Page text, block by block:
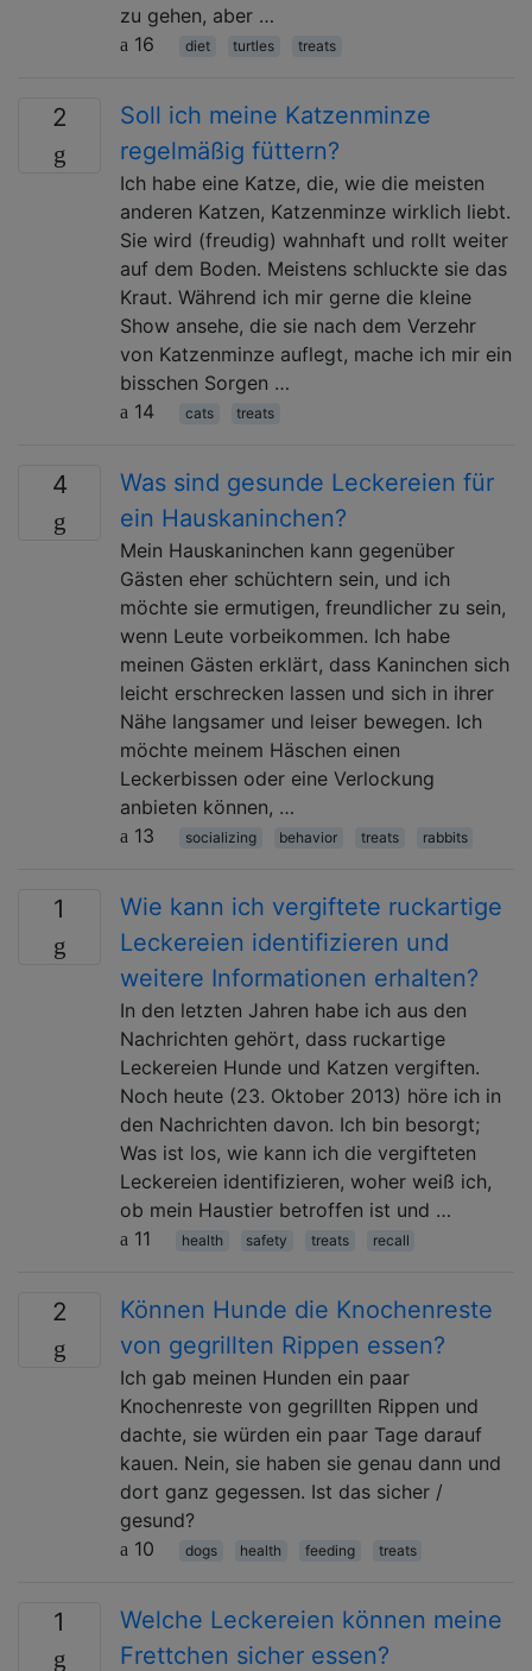
zu gehen, aber …
16
diet turtles treats
2
Soll ich meine Katzenminze
regelmäßig füttern?
Ich habe eine Katze, die, wie die meisten
anderen Katzen, Katzenminze wirklich liebt.
Sie wird (freudig) wahnhaft und rollt weiter
auf dem Boden. Meistens schluckte sie das
Kraut. Während ich mir gerne die kleine
Show ansehe, die sie nach dem Verzehr
von Katzenminze auflegt, mache ich mir ein
bisschen Sorgen …
14
cats treats
4
Was sind gesunde Leckereien für
ein Hauskaninchen?
Mein Hauskaninchen kann gegenüber
Gästen eher schüchtern sein, und ich
möchte sie ermutigen, freundlicher zu sein,
wenn Leute vorbeikommen. Ich habe
meinen Gästen erklärt, dass Kaninchen sich
leicht erschrecken lassen und sich in ihrer
Nähe langsamer und leiser bewegen. Ich
möchte meinem Häschen einen
Leckerbissen oder eine Verlockung
anbieten können, …
13
socializing behavior treats rabbits
1
Wie kann ich vergiftete ruckartige
Leckereien identifizieren und
weitere Informationen erhalten?
In den letzten Jahren habe ich aus den
Nachrichten gehört, dass ruckartige
Leckereien Hunde und Katzen vergiften.
Noch heute (23. Oktober 2013) höre ich in
den Nachrichten davon. Ich bin besorgt;
Was ist los, wie kann ich die vergifteten
Leckereien identifizieren, woher weiß ich,
ob mein Haustier betroffen ist und …
11
health safety treats recall
2
Können Hunde die Knochenreste
von gegrillten Rippen essen?
Ich gab meinen Hunden ein paar
Knochenreste von gegrillten Rippen und
dachte, sie würden ein paar Tage darauf
kauen. Nein, sie haben sie genau dann und
dort ganz gegessen. Ist das sicher /
gesund?
10
dogs health feeding treats
1
Welche Leckereien können meine
Frettchen sicher essen?